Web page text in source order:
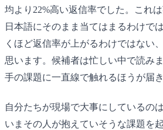
均より22%高い返信率でした。これ
日本語にそのまま当てはまるわけで
くほど返信率が上がるわけではない
思います。候補者は忙しい中で読み
手の課題に一直線で触れるほうが届き
自分たちが現場で大事にしているの
いまその人が抱えていそうな課題を